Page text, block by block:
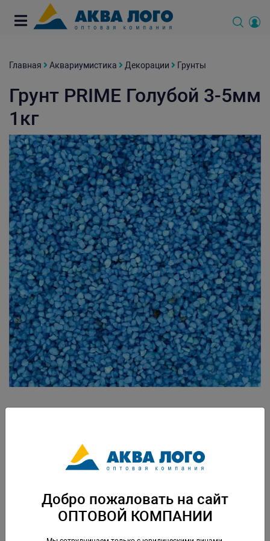
Главная Аквариумистика Декорации Грунты
Грунт PRIME Голубой 3-5мм
1кг
для водных и наземных живых организмов. Применяется в
аквариумистике, террариумистике, флористике. Перед использованием
рекомендуется ополоснуть водой. Готов к применению. Вес: 1 кг.
Скачать каталогДобро пожаловать на сайт
ОПТОВОЙ КОМПАНИИ